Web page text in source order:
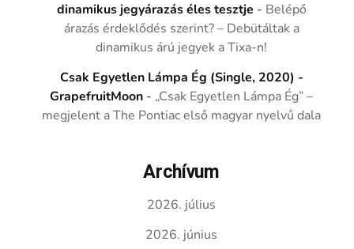
dinamikus jegyárazás éles tesztje - Belépő
árazás érdeklődés szerint? – Debütáltak a
dinamikus árú jegyek a Tixa-n!
Csak Egyetlen Lámpa Ég (Single, 2020) -
GrapefruitMoon - „Csak Egyetlen Lámpa Ég” –
megjelent a The Pontiac első magyar nyelvű dala
Archívum
2026. július
2026. június